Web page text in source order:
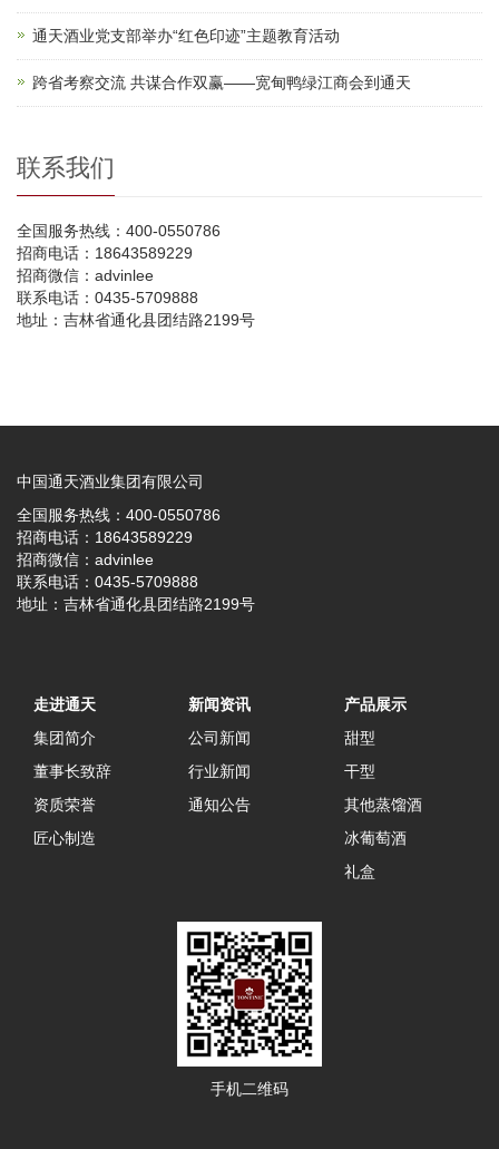
通天酒业党支部举办“红色印迹”主题教育活动
跨省考察交流 共谋合作双赢——宽甸鸭绿江商会到通天
联系我们
全国服务热线：400-0550786
招商电话：18643589229
招商微信：advinlee
联系电话：0435-5709888
地址：吉林省通化县团结路2199号
中国通天酒业集团有限公司
全国服务热线：400-0550786
招商电话：18643589229
招商微信：advinlee
联系电话：0435-5709888
地址：吉林省通化县团结路2199号
走进通天
集团简介
董事长致辞
资质荣誉
匠心制造
新闻资讯
公司新闻
行业新闻
通知公告
产品展示
甜型
干型
其他蒸馏酒
冰葡萄酒
礼盒
手机二维码